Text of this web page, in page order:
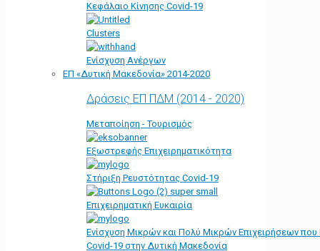
Κεφάλαιο Κίνησης Covid-19
Clusters
Ενίσχυση Ανέργων
ΕΠ «Δυτική Μακεδονία» 2014-2020
Δράσεις ΕΠ ΠΔΜ (2014 - 2020)
Μεταποίηση - Τουρισμός
Εξωστρεφής Επιχειρηματικότητα
Στήριξη Ρευστότητας Covid-19
Επιχειρηματική Ευκαιρία
Ενίσχυση Μικρών και Πολύ Μικρών Επιχειρήσεων
Covid-19 στην Δυτική Μακεδονία